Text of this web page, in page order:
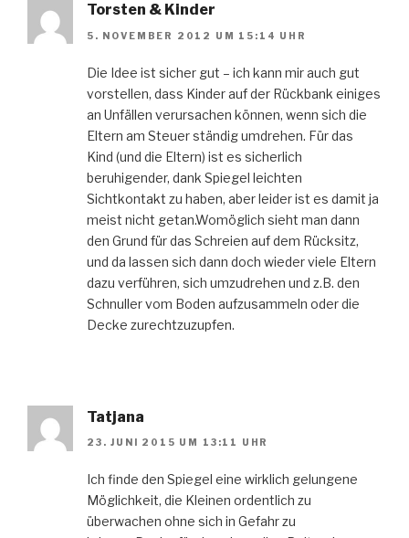
Torsten & Kinder
5. NOVEMBER 2012 UM 15:14 UHR
Die Idee ist sicher gut – ich kann mir auch gut
vorstellen, dass Kinder auf der Rückbank einiges
an Unfällen verursachen können, wenn sich die
Eltern am Steuer ständig umdrehen. Für das
Kind (und die Eltern) ist es sicherlich
beruhigender, dank Spiegel leichten
Sichtkontakt zu haben, aber leider ist es damit ja
meist nicht getan.Womöglich sieht man dann
den Grund für das Schreien auf dem Rücksitz,
und da lassen sich dann doch wieder viele Eltern
dazu verführen, sich umzudrehen und z.B. den
Schnuller vom Boden aufzusammeln oder die
Decke zurechtzuzupfen.
Tatjana
23. JUNI 2015 UM 13:11 UHR
Ich finde den Spiegel eine wirklich gelungene
Möglichkeit, die Kleinen ordentlich zu
überwachen ohne sich in Gefahr zu